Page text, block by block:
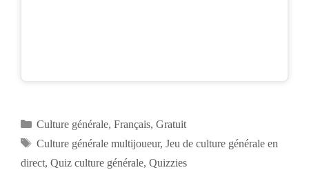
Catégories
Culture générale, Français, Gratuit
Étiquettes
Culture générale multijoueur, Jeu de culture générale en
direct, Quiz culture générale, Quizzies